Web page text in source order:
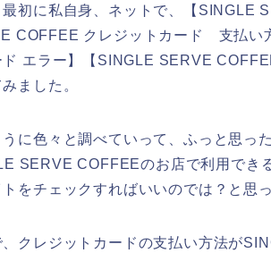
最初に私自身、ネットで、【SINGLE
COFFEE クレジットカード 支払い
ド エラー】【SINGLE SERVE
ました。
うに色々と調べていって、ふっと思っ
SERVE COFFEEのお店で利用でき
をチェックすればいいのでは？と思
、クレジットカードの支払い方法が